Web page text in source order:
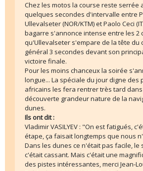
Chez les motos la course reste serrée
quelques secondes d'intervalle entre
Ullevalseter (NOR/KTM) et Paolo Ceci
bagarre s'annonce intense entre les 2
qu'Ullevalseter s'empare de la tête du
général 3 secondes devant son
victoire finale.
Pour les moins chanceux la soirée
longue... La spéciale du jour digne des
africains les fera rentrer très tard
découverte grandeur nature de la
dunes.
Ils ont dit :
Vladimir VASILYEV : "On est fatigués,
étape, ça faisait longtemps que nous
Dans les dunes ce n'était pas facile, le
c'était cassant. Mais c'était une
des pistes intéressantes, merci Jean-